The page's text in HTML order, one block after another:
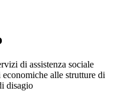
di assistenza sociale
alle strutture di
disagio